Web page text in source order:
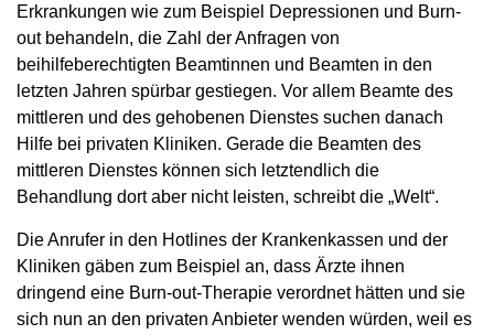
Erkrankungen wie zum Beispiel Depressionen und Burn-
out behandeln, die Zahl der Anfragen von
beihilfeberechtigten Beamtinnen und Beamten in den
letzten Jahren spürbar gestiegen. Vor allem Beamte des
mittleren und des gehobenen Dienstes suchen danach
Hilfe bei privaten Kliniken. Gerade die Beamten des
mittleren Dienstes können sich letztendlich die
Behandlung dort aber nicht leisten, schreibt die „Welt“.
Die Anrufer in den Hotlines der Krankenkassen und der
Kliniken gäben zum Beispiel an, dass Ärzte ihnen
dringend eine Burn-out-Therapie verordnet hätten und sie
sich nun an den privaten Anbieter wenden würden, weil es